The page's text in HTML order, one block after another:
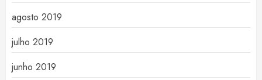
agosto 2019
julho 2019
junho 2019